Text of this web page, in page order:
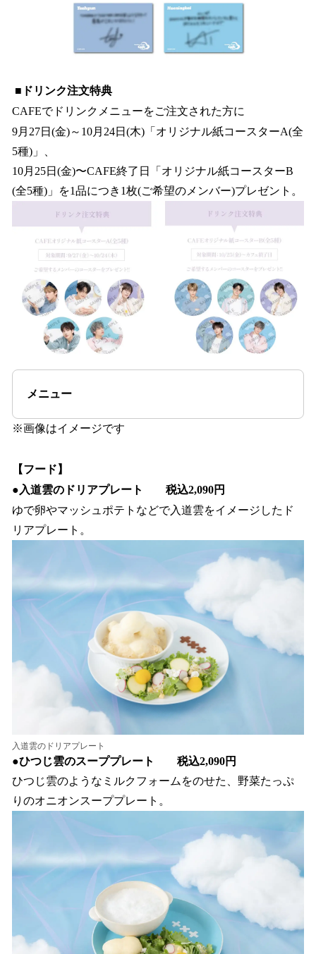
■ドリンク注文特典
CAFEでドリンクメニューをご注文された方に
9月27日(金)～10月24日(木)「オリジナル紙コースターA(全
5種)」、
10月25日(金)〜CAFE終了日「オリジナル紙コースターB
(全5種)」を1品につき1枚(ご希望のメンバー)プレゼント。
メニュー
※画像はイメージです
【フード】
● 入道雲のドリアプレート 税込2,090円
ゆで卵やマッシュポテトなどで入道雲をイメージしたド
リアプレート。
入道雲のドリアプレート
●ひつじ雲のスーププレート 税込2,090円
ひつじ雲のようなミルクフォームをのせた、野菜たっぷ
りのオニオンスーププレート。